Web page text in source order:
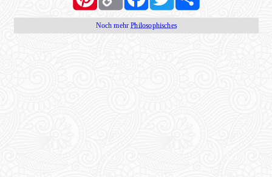
Noch mehr Philosophisches